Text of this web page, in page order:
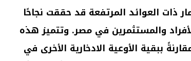
ذات العوائد المرتفعة قد حققت نجاحًا
والمستثمرين في مصر. وتتميز هذه
ببقية الأوعية الادخارية الأخرى في